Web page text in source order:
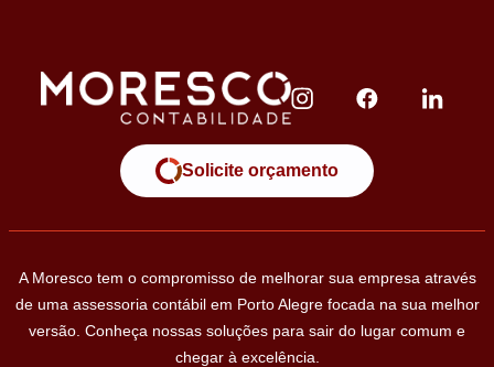
Solicite orçamento
A Moresco tem o compromisso de melhorar sua empresa através
de uma assessoria contábil em Porto Alegre focada na sua melhor
versão. Conheça nossas soluções para sair do lugar comum e
chegar à excelência.